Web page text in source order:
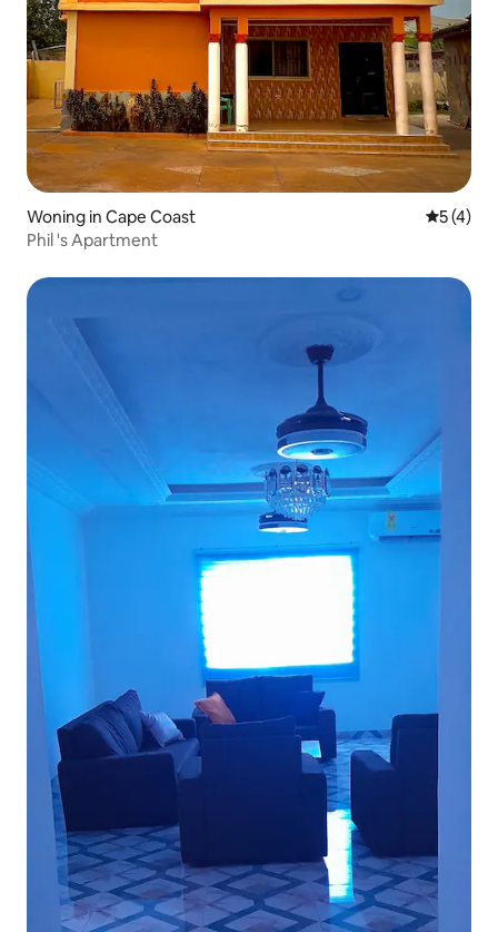
Woning in Cape Coast
5 (4)
Phil 's Apartment